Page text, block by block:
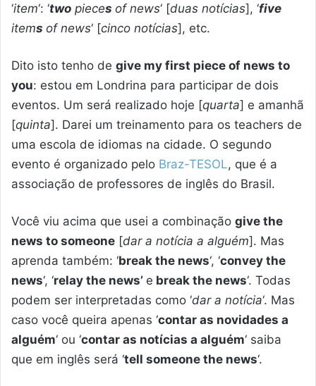
‘item‘: ‘two pieces of news‘ [duas notícias], ‘five
items of news‘ [cinco notícias], etc.
Dito isto tenho de give my first piece of news to
you: estou em Londrina para participar de dois
eventos. Um será realizado hoje [quarta] e amanhã
[quinta]. Darei um treinamento para os teachers de
uma escola de idiomas na cidade. O segundo
evento é organizado pelo Braz-TESOL, que é a
associação de professores de inglês do Brasil.
Você viu acima que usei a combinação give the
news to someone [dar a notícia a alguém]. Mas
aprenda também: ‘break the news‘, ‘convey the
news‘, ‘relay the news’ e break the news‘. Todas
podem ser interpretadas como ‘dar a notícia‘. Mas
caso você queira apenas ‘contar as novidades a
alguém‘ ou ‘contar as notícias a alguém‘ saiba
que em inglês será ‘tell someone the news‘.